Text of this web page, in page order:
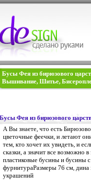
Бусы Фея из бирюзового
Вышивание, Шитье,
Бусы Фея из бирюзового
А Вы знаете, что есть
цветочные феечки, и летают
тем, кто хочет их увидеть, и
сказки, а значит все возможно
пластиковые бусины и бусины
фурнитураРазмеры 76 см,
украшений